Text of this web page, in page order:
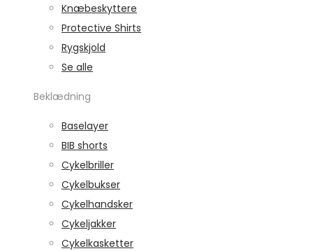
Knæbeskyttere
Protective Shirts
Rygskjold
Se alle
Beklædning
Baselayer
BIB shorts
Cykelbriller
Cykelbukser
Cykelhandsker
Cykeljakker
Cykelkasketter